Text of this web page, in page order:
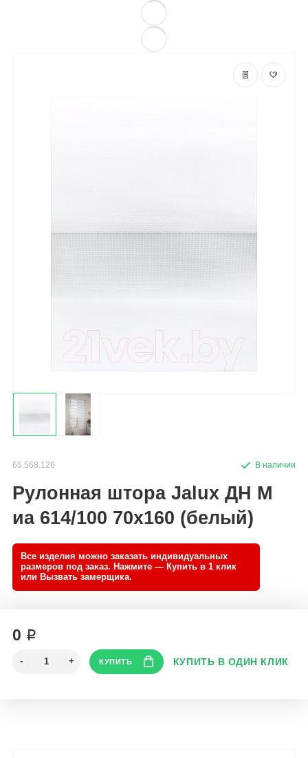
65.568.126
Рулонная штора Jalux ДН М
иа 614/100 70x160 (белый)
0 ₽